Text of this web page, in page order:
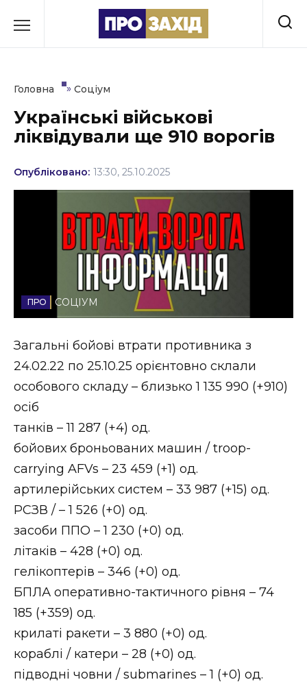
до
Культура
Освіта
Події
Політика
Стиль життя
Втрачений Ужгород
Втрачений Ужгород (відеоверсія)
ЗАКАРПАТСЬКІ НОВИНИ
НОВИНИ ЗАХІДНОЇ УКРАЇНИ
ФОТО
ВІДЕО
Головна » Соціум
Українські військові
ліквідували ще 910 ворогів
Опубліковано: 13:30, 25.10.2025
СОЦІУМ
Загальні бойові втрати противника з
24.02.22 по 25.10.25 орієнтовно склали
особового складу – близько 1 135 990 (+910)
осіб
танків – 11 287 (+4) од.
бойових броньованих машин / troop-
carrying AFVs – 23 459 (+1) од.
артилерійських систем – 33 987 (+15) од.
РСЗВ / – 1 526 (+0) од.
засоби ППО – 1 230 (+0) од.
літаків – 428 (+0) од.
гелікоптерів – 346 (+0) од.
БПЛА оперативно-тактичного рівня – 74
185 (+359) од.
крилаті ракети – 3 880 (+0) од.
кораблі / катери – 28 (+0) од.
підводні човни / submarines – 1 (+0) од.